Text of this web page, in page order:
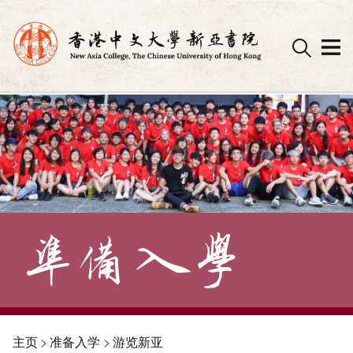
Skip
to
content
主页> 准备入学 > 游览新亚